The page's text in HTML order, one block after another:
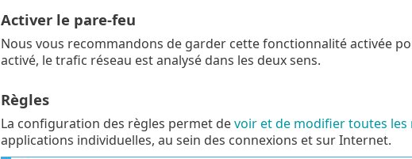
Activer le pare-feu
Nous vous recommandons de garder cette fonctionnalité activée
activé, le trafic réseau est analysé dans les deux sens.
Règles
La configuration des règles permet devoir et de modifier toutes les
applications individuelles, au sein des connexions et sur Internet.